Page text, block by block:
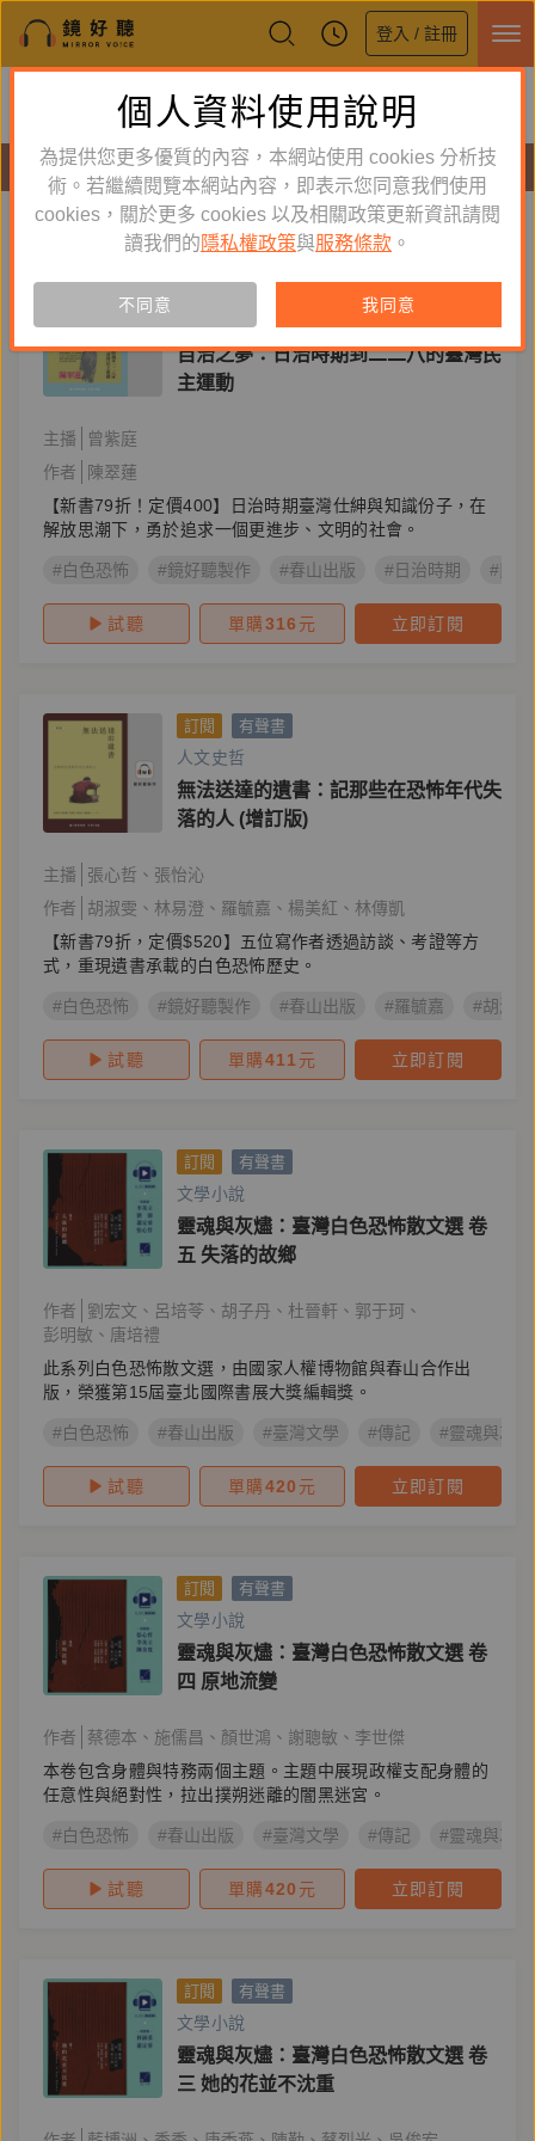
登入 / 註冊
鏡好聽全新APP上線
體驗全面升級，即刻下載
有聲書
白色恐怖 新到舊 舊到新
有聲書
自治之夢：日治時期到二二八的臺灣民
主運動
主播
曾紫庭
作者
陳翠蓮
【新書79折！定價400】日治時期臺灣仕紳與知識份子，在
解放思潮下，勇於追求一個更進步、文明的社會。
#白色恐怖 #鏡好聽製作 #春山出版 #日治時期 #民
試聽 單購316 元 立即訂閱
訂閱 有聲書
人文史哲
無法送達的遺書：記那些在恐怖年代失
落的人 (增訂版)
主播 張心哲
張怡沁
作者
胡淑雯 林易澄 羅毓嘉 楊美紅
林傳凱
【新書79折，定價$520】五位寫作者透過訪談、考證等方
式，重現遺書承載的白色恐怖歷史。
#白色恐怖 #鏡好聽製作 #春山出版 #羅毓嘉 #胡淑雯
試聽 單購411 元 立即訂閱
訂閱 有聲書
文學小說
靈魂與灰燼：臺灣白色恐怖散文選 卷
五 失落的故鄉
作者 劉宏文 呂培苓 胡子丹 杜晉軒
郭于珂
彭明敏
唐培禮
此系列白色恐怖散文選，由國家人權博物館與春山合作出
版，榮獲第15屆臺北國際書展大獎編輯獎。
#白色恐怖 #春山出版 #臺灣文學 #傳記 #靈魂與灰燼
試聽 單購420 元 立即訂閱
訂閱 有聲書
文學小說
靈魂與灰燼：臺灣白色恐怖散文選 卷
四 原地流變
作者 蔡德本 施儒昌 顏世鴻 謝聰敏
李世傑
本卷包含身體與特務兩個主題。主題中展現政權支配身體的
任意性與絕對性，拉出撲朔迷離的闇黑迷宮。
#白色恐怖 #春山出版 #臺灣文學 #傳記 #靈魂與灰燼
試聽 單購420 元 立即訂閱
訂閱 有聲書
文學小說
靈魂與灰燼：臺灣白色恐怖散文選 卷
三 她的花並不沈重
個人資料使用說明
為提供您更多優質的內容，本網站使用 cookies 分析技
術。若繼續閱覽本網站內容，即表示您同意我們使用
cookies，關於更多 cookies 以及相關政策更新資訊請閱
讀我們的 隱私權政策與服務條款 。
不同意 我同意